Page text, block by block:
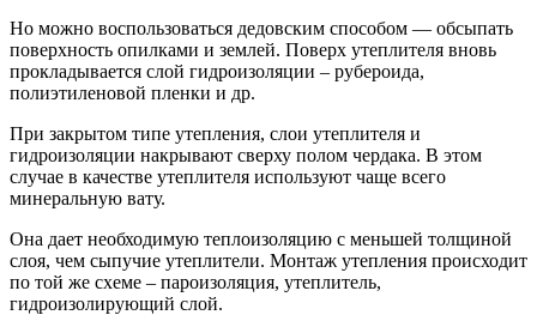
Но можно воспользоваться дедовским способом — обсыпать
поверхность опилками и землей. Поверх утеплителя вновь
прокладывается слой гидроизоляции – рубероида,
полиэтиленовой пленки и др.
При закрытом типе утепления, слои утеплителя и
гидроизоляции накрывают сверху полом чердака. В этом
случае в качестве утеплителя используют чаще всего
минеральную вату.
Она дает необходимую теплоизоляцию с меньшей толщиной
слоя, чем сыпучие утеплители. Монтаж утепления происходит
по той же схеме – пароизоляция, утеплитель,
гидроизолирующий слой.